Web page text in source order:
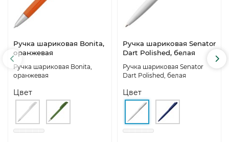
Ручка шариковая Bonita,
оранжевая
Ручка шариковая Bonita,
оранжевая
Цвет
Ручка шариковая Senator
Dart Polished, белая
Ручка шариковая Senator
Dart Polished, белая
Цвет